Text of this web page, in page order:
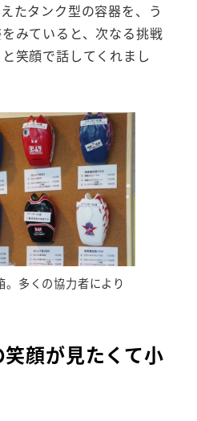
たタンク型の容器を、う
みていると、次なる挑戦
笑顔で話してくれまし
。多くの協力者により
顔が見たくて小